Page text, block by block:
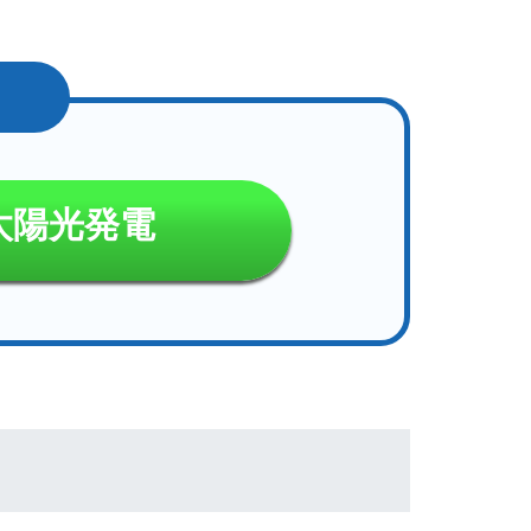
陽光発電